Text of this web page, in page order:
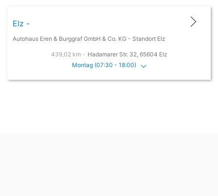
Elz -
Autohaus Eren & Burggraf GmbH & Co. KG - Standort Elz
439,02 km - Hadamarer Str. 32, 65604 Elz
Montag (07:30 - 18:00)